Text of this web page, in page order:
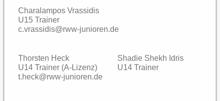
Charalampos Vrassidis
U15 Trainer
c.vrassidis@rww-junioren.de
Thorsten Heck
U14 Trainer (A-Lizenz)
t.heck@rww-junioren.de
Shadie Shekh Idris
U14 Trainer